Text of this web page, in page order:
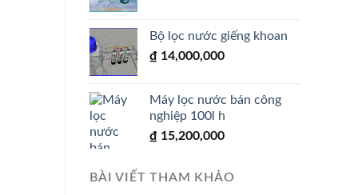
Bộ lọc nước giếng khoan
₫ 14,000,000
Máy lọc nước bán công
nghiệp 100l h
₫ 15,200,000
BÀI VIẾT THAM KHẢO